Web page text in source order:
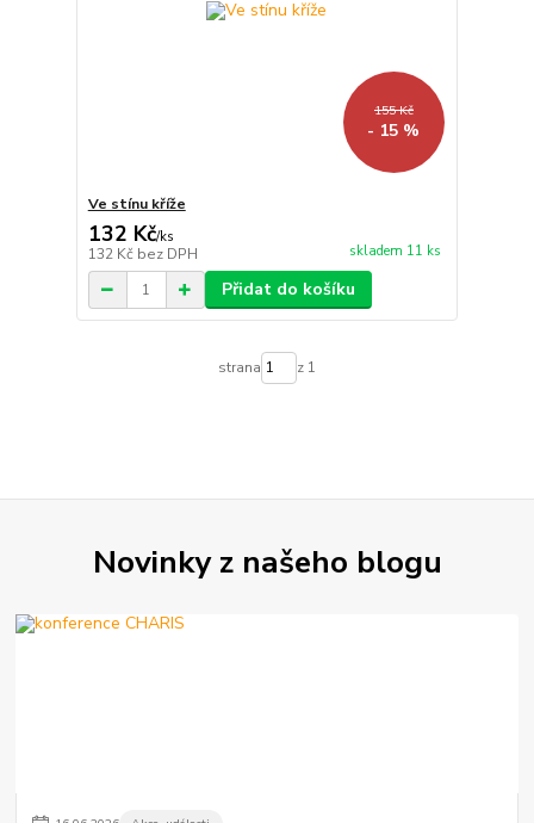
155 Kč
- 15 %
Ve stínu kříže
132 Kč/ks
132 Kč bez DPH skladem 11 ks
Přidat do košíku
strana z 1
Novinky z našeho blogu